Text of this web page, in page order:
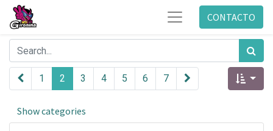
CONTACTO
1 2 3 4 5 6 7
Show categories